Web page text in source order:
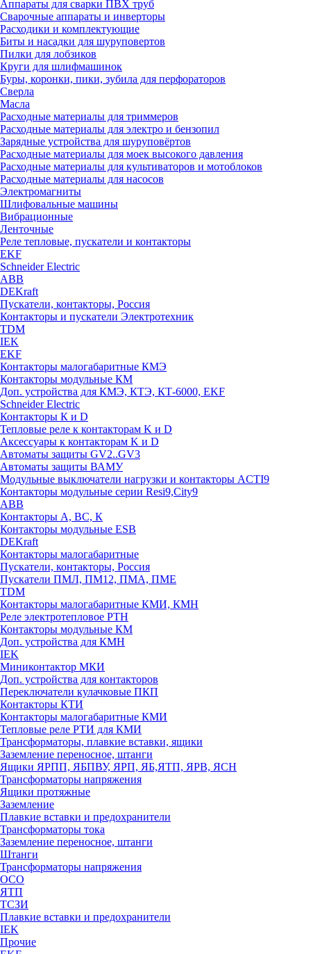
Аппараты для сварки ПВХ труб
Сварочные аппараты и инверторы
Расходики и комплектующие
Биты и насадки для шуруповертов
Пилки для лобзиков
Круги для шлифмашинок
Буры, коронки, пики, зубила для перфораторов
Сверла
Масла
Расходные материалы для триммеров
Расходные материалы для электро и бензопил
Зарядные устройства для шуруповёртов
Расходные материалы для моек высокого давления
Расходные материалы для культиваторов и мотоблоков
Расходные материалы для насосов
Электромагниты
Шлифовальные машины
Вибрационные
Ленточные
Реле тепловые, пускатели и контакторы
EKF
Schneider Electric
ABB
DEKraft
Пускатели, контакторы, Россия
Контакторы и пускатели Электротехник
TDM
IEK
EKF
Контакторы малогабаритные КМЭ
Контакторы модульные КМ
Доп. устройства для КМЭ, КТЭ, КТ-6000, EKF
Schneider Electric
Контакторы К и D
Тепловые реле к контакторам K и D
Аксессуары к контакторам K и D
Автоматы защиты GV2..GV3
Автоматы защиты ВАМУ
Модульные выключатели нагрузки и контакторы ACTI9
Контакторы модульные серии Resi9,City9
ABB
Контакторы А, ВС, К
Контакторы модульные ESB
DEKraft
Контакторы малогабаритные
Пускатели, контакторы, Россия
Пускатели ПМЛ, ПМ12, ПМА, ПМЕ
TDM
Контакторы малогабаритные КМИ, КМН
Реле электротепловое РТН
Контакторы модульные КМ
Доп. устройства для КМН
IEK
Миниконтактор МКИ
Доп. устройства для контакторов
Переключатели кулачковые ПКП
Контакторы КТИ
Контакторы малогабаритные КМИ
Тепловые реле РTИ для КМИ
Трансформаторы, плавкие вставки, ящики
Заземление переносное, штанги
Ящики ЯРПП, ЯБПВУ, ЯРП, ЯБ,ЯТП, ЯРВ, ЯСН
Трансформаторы напряжения
Ящики протяжные
Заземление
Плавкие вставки и предохранители
Трансформаторы тока
Заземление переносное, штанги
Штанги
Трансформаторы напряжения
ОСО
ЯТП
ТСЗИ
Плавкие вставки и предохранители
IEK
Прочие